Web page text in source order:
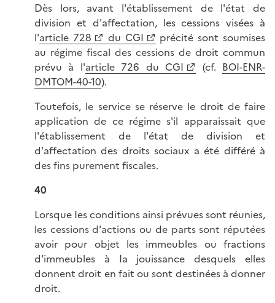
Dès lors, avant l'établissement de l'état de
division et d'affectation, les cessions visées à
l'article 728 du CGI
précité sont soumises
au régime fiscal des cessions de droit commun
prévu à l'article 726 du CGI (cf. BOI-ENR-
DMTOM-40-10).
Toutefois, le service se réserve le droit de faire
application de ce régime s'il apparaissait que
l'établissement de l'état de division et
d'affectation des droits sociaux a été différé à
des fins purement fiscales.
40
Lorsque Ies conditions ainsi prévues sont réunies,
les cessions d'actions ou de parts sont réputées
avoir pour objet les immeubles ou fractions
d'immeubles à Ia jouissance desquels elles
donnent droit en fait ou sont destinées à donner
droit.